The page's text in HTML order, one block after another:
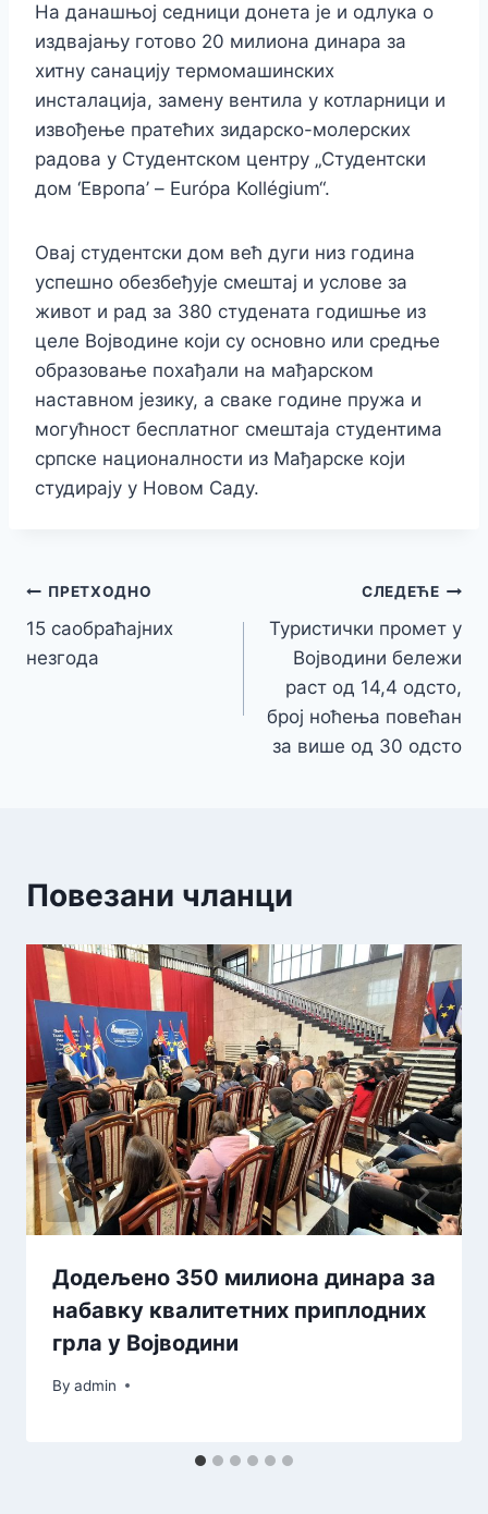
На данашњој седници донета је и одлука о
издвајању готово 20 милиона динара за
хитну санацију термомашинских
инсталација, замену вентила у котларници и
извођење пратећих зидарско-молерских
радова у Студентском центру „Студентски
дом ‘Европа’ – Európa Kollégium“.
Овај студентски дом већ дуги низ година
успешно обезбеђује смештај и услове за
живот и рад за 380 студената годишње из
целе Војводине који су основно или средње
образовање похађали на мађарском
наставном језику, а сваке године пружа и
могућност бесплатног смештаја студентима
српске националности из Мађарске који
студирају у Новом Саду.
Кретање
чланка
ПРЕТХОДНО
15 саобраћајних
незгода
СЛЕДЕЋЕ
Туристички промет у
Војводини бележи
раст од 14,4 одсто,
број ноћења повећан
за више од 30 одсто
Повезани чланци
Додељено 350 милиона динара за
набавку квалитетних приплодних
грла у Војводини
By admin